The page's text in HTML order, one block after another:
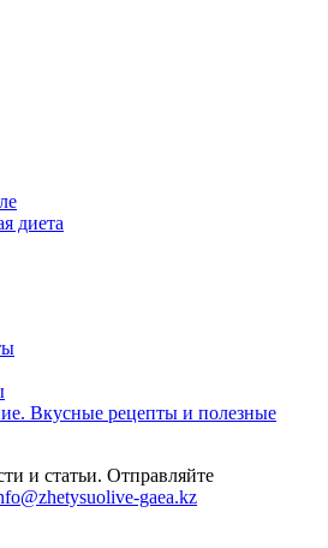
диета
Вкусные рецепты и полезные
и статьи. Отправляйте
gaea.kz